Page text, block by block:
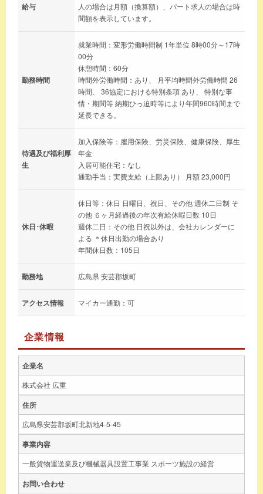
給与
人の場合は月額（換算額）、パート求人の場合は時
間額を表示しています。
勤務時間
就業時間：変形労働時間制 1年単位 8時00分～17時
00分
休憩時間：60分
時間外労働時間：あり、 月平均時間外労働時間 26
時間、 36協定における特別条項 あり、 特別な事
情・期間等 納期ひっ迫時等により年間960時間まで
延長できる。
待遇及び福利厚
生
加入保険等：雇用保険、労災保険、健康保険、厚生
年金
入居可能住宅：なし
通勤手当：実費支給（上限あり） 月額 23,000円
休日･休暇
休日等：休日 日曜日、祝日、その他 週休二日制 そ
の他 ６ヶ月経過後の年次有給休暇日数 10日
週休二日：その他 日祝以外は、会社カレンダーに
よる ＊休日出勤の場合あり
年間休日数：105日
勤務地 広島県 安芸郡坂町
アクセス情報 マイカー通勤：可
企業情報
企業名
株式会社 広重
住所
広島県安芸郡坂町北新地4-5-45
事業内容
一般貨物運送業及び機械器具設置工事業 スポーツ施設の経営
お問い合わせ